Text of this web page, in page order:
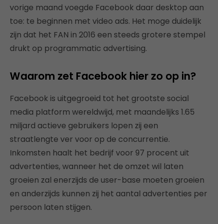
vorige maand voegde Facebook daar desktop aan
toe: te beginnen met video ads. Het moge duidelijk
zijn dat het FAN in 2016 een steeds grotere stempel
drukt op programmatic advertising.
Waarom zet Facebook hier zo op in?
Facebook is uitgegroeid tot het grootste social
media platform wereldwijd, met maandelijks 1.65
miljard actieve gebruikers lopen zij een
straatlengte ver voor op de concurrentie.
Inkomsten haalt het bedrijf voor 97 procent uit
advertenties, wanneer het de omzet wil laten
groeien zal enerzijds de user-base moeten groeien
en anderzijds kunnen zij het aantal advertenties per
persoon laten stijgen.